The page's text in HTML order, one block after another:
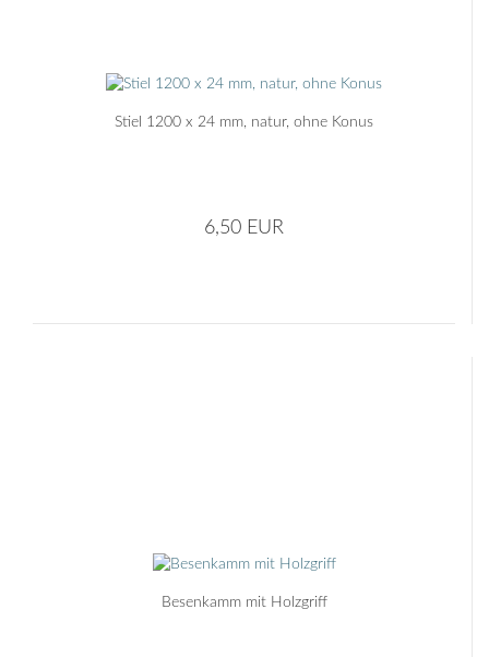
Stiel 1200 x 24 mm, natur, ohne Konus
6,50 EUR
Besenkamm mit Holzgriff